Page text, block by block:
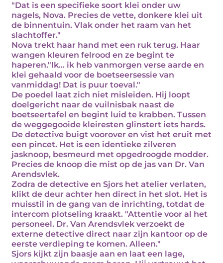
"Dat is een specifieke soort klei onder uw
nagels, Nova. Precies de vette, donkere klei uit
de binnentuin. Vlak onder het raam van het
slachtoffer."
Nova trekt haar hand met een ruk terug. Haar
wangen kleuren felrood en ze begint te
haperen."Ik... ik heb vanmorgen verse aarde en
klei gehaald voor de boetseersessie van
vanmiddag! Dat is puur toeval."
De poedel laat zich niet misleiden. Hij loopt
doelgericht naar de vuilnisbak naast de
boetseertafel en begint luid te krabben. Tussen
de weggegooide kleiresten glinstert iets hards.
De detective buigt voorover en vist het eruit met
een pincet. Het is een identieke zilveren
jasknoop, besmeurd met opgedroogde modder.
Precies de knoop die mist op de jas van Dr. Van
Arendsvlek.
Zodra de detective en Sjors het atelier verlaten,
klikt de deur achter hen direct in het slot. Het is
muisstil in de gang van de inrichting, totdat de
intercom plotseling kraakt. "Attentie voor al het
personeel. Dr. Van Arendsvlek verzoekt de
externe detective direct naar zijn kantoor op de
eerste verdieping te komen. Alleen."
Sjors kijkt zijn baasje aan en laat een lage,